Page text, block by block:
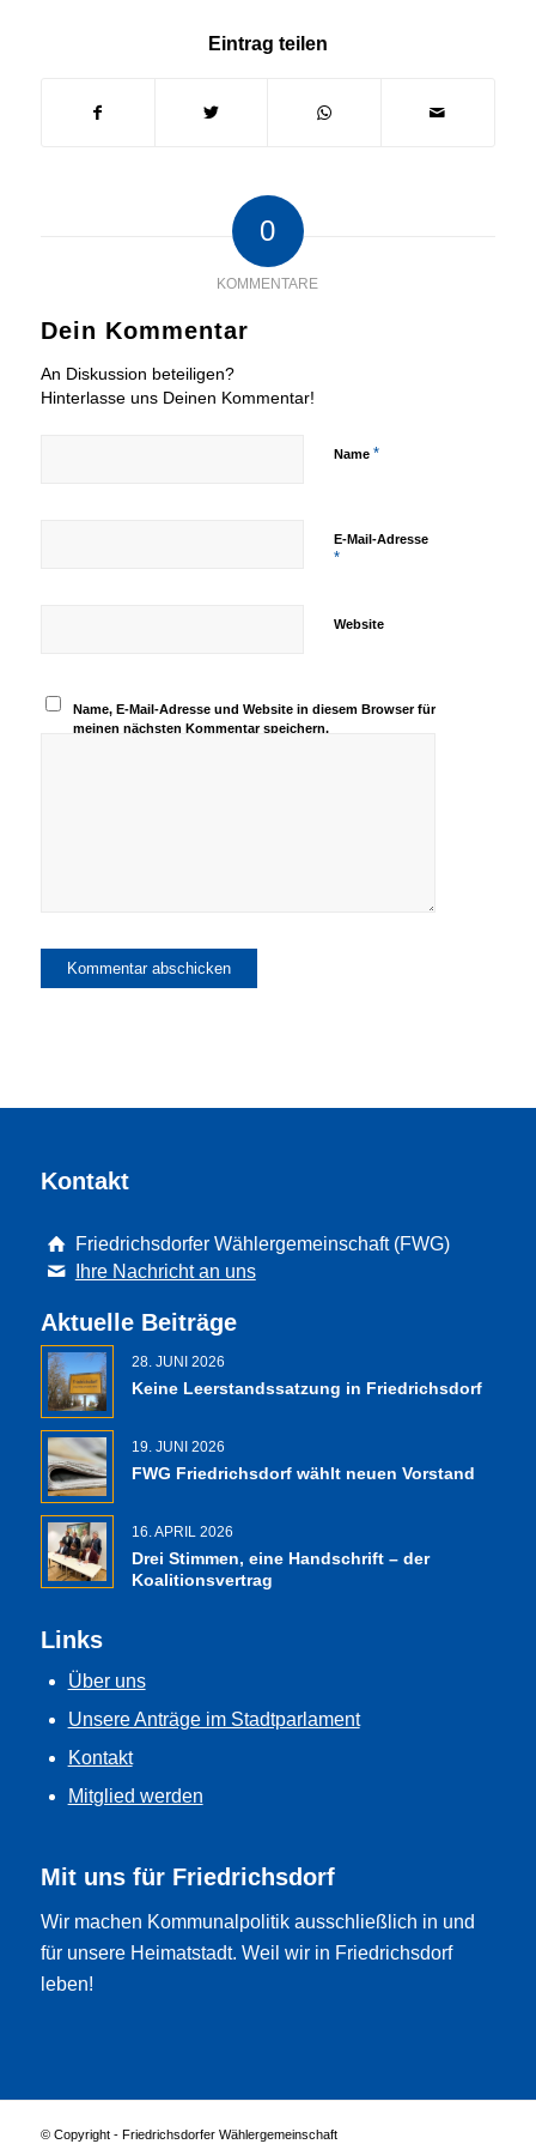
Eintrag teilen
0
KOMMENTARE
Dein Kommentar
An Diskussion beteiligen?
Hinterlasse uns Deinen Kommentar!
Name *
E-Mail-Adresse
*
Website
Name, E-Mail-Adresse und Website in diesem Browser für
meinen nächsten Kommentar speichern.
Kontakt
Friedrichsdorfer Wählergemeinschaft (FWG)
Ihre Nachricht an uns
Aktuelle Beiträge
28. JUNI 2026
Keine Leerstandssatzung in Friedrichsdorf
19. JUNI 2026
FWG Friedrichsdorf wählt neuen Vorstand
16. APRIL 2026
Drei Stimmen, eine Handschrift – der
Koalitionsvertrag
Links
Über uns
Unsere Anträge im Stadtparlament
Kontakt
Mitglied werden
Mit uns für Friedrichsdorf
Wir machen Kommunalpolitik ausschließlich in und
für unsere Heimatstadt. Weil wir in Friedrichsdorf
leben!
© Copyright - Friedrichsdorfer Wählergemeinschaft